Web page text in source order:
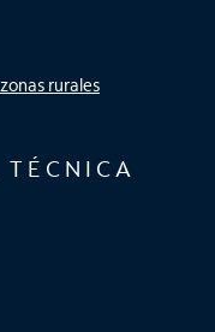
rurales